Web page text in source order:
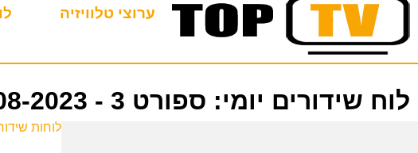
ערוצי טלוויזיה
לוח שידורים יומי: ספורט 3 - 25-08-2023
לוחות